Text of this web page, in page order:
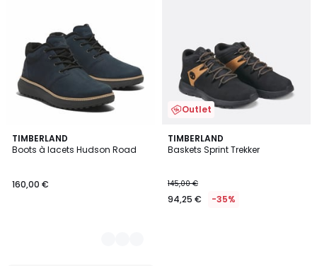
TIMBERLAND
Boots à lacets Hudson Road
160,00 €
2
Couleurs
Outlet
TIMBERLAND
Baskets Sprint Trekker
145,00 €
94,25 € -35%